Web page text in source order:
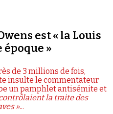
est « la Louis
»
de 3 millions de fois,
insulte le commentateur
un pamphlet antisémite et
la traite des
»...